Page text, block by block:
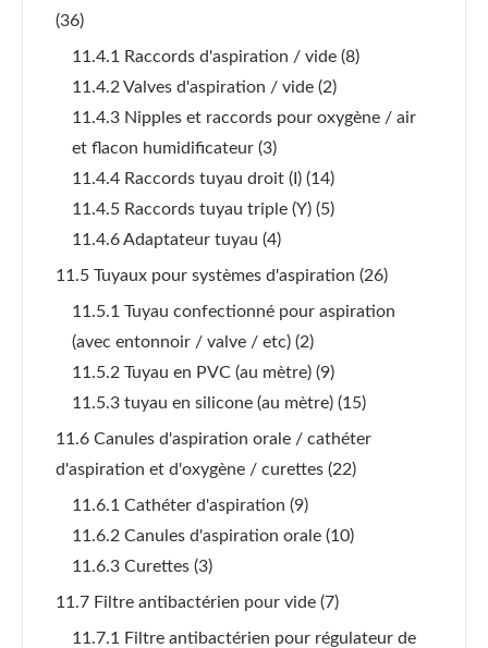
(36)
11.4.1 Raccords d'aspiration / vide (8)
11.4.2 Valves d'aspiration / vide (2)
11.4.3 Nipples et raccords pour oxygène / air
et flacon humidificateur (3)
11.4.4 Raccords tuyau droit (I) (14)
11.4.5 Raccords tuyau triple (Y) (5)
11.4.6 Adaptateur tuyau (4)
11.5 Tuyaux pour systèmes d'aspiration (26)
11.5.1 Tuyau confectionné pour aspiration
(avec entonnoir / valve / etc) (2)
11.5.2 Tuyau en PVC (au mètre) (9)
11.5.3 tuyau en silicone (au mètre) (15)
11.6 Canules d'aspiration orale / cathéter
d'aspiration et d'oxygène / curettes (22)
11.6.1 Cathéter d'aspiration (9)
11.6.2 Canules d'aspiration orale (10)
11.6.3 Curettes (3)
11.7 Filtre antibactérien pour vide (7)
11.7.1 Filtre antibactérien pour régulateur de